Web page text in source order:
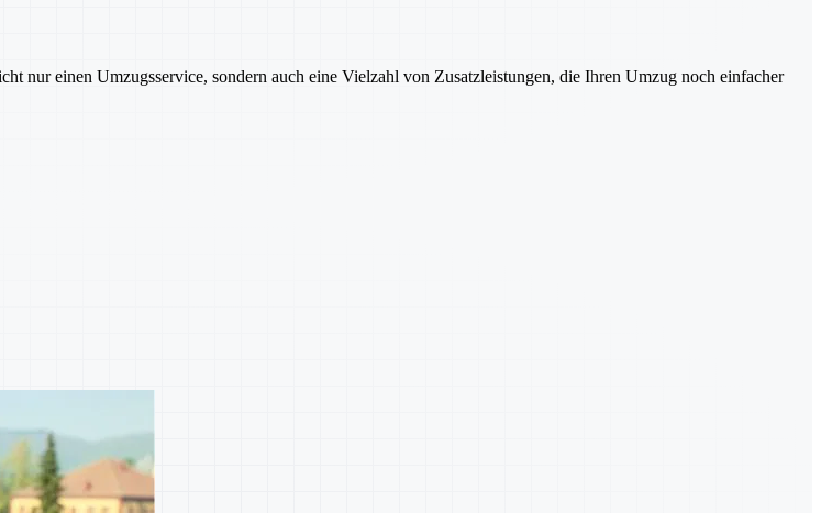
nur einen Umzugsservice, sondern auch eine Vielzahl von Zusatzleistungen, die Ihren Umzug noch einfacher